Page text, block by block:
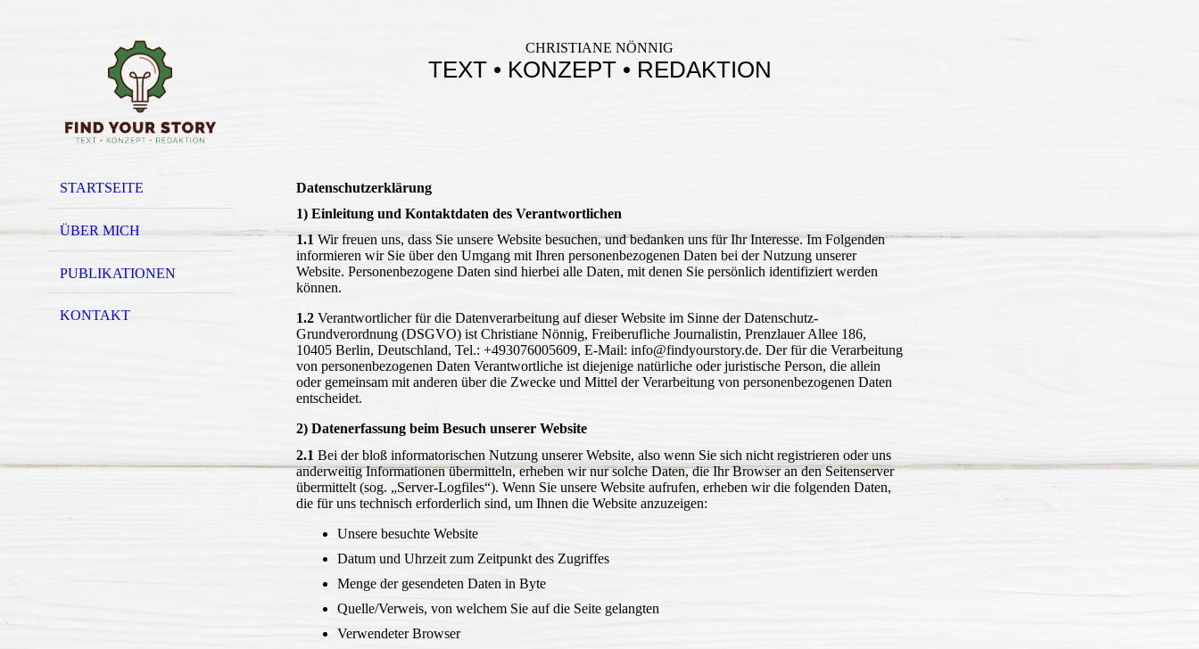
STARTSEITE
ÜBER MICH
PUBLIKATIONEN
KONTAKT
CHRISTIANE NÖNNIG
TEXT • KONZEPT • REDAKTION
Datenschutzerklärung
1) Einleitung und Kontaktdaten des Verantwortlichen
1.1 Wir freuen uns, dass Sie unsere Website besuchen, und bedanken uns für Ihr Interesse. Im Folgenden
informieren wir Sie über den Umgang mit Ihren personenbezogenen Daten bei der Nutzung unserer
Website. Personenbezogene Daten sind hierbei alle Daten, mit denen Sie persönlich identifiziert werden
können.
1.2 Verantwortlicher für die Datenverarbeitung auf dieser Website im Sinne der Datenschutz-
Grundverordnung (DSGVO) ist Christiane Nönnig, Freiberufliche Journalistin, Prenzlauer Allee 186,
10405 Berlin, Deutschland, Tel.: +493076005609, E-Mail: info@findyourstory.de. Der für die Verarbeitung
von personenbezogenen Daten Verantwortliche ist diejenige natürliche oder juristische Person, die allein
oder gemeinsam mit anderen über die Zwecke und Mittel der Verarbeitung von personenbezogenen Daten
entscheidet.
2) Datenerfassung beim Besuch unserer Website
2.1 Bei der bloß informatorischen Nutzung unserer Website, also wenn Sie sich nicht registrieren oder uns
anderweitig Informationen übermitteln, erheben wir nur solche Daten, die Ihr Browser an den Seitenserver
übermittelt (sog. „Server-Logfiles“). Wenn Sie unsere Website aufrufen, erheben wir die folgenden Daten,
die für uns technisch erforderlich sind, um Ihnen die Website anzuzeigen:
Unsere besuchte Website
Datum und Uhrzeit zum Zeitpunkt des Zugriffes
Menge der gesendeten Daten in Byte
Quelle/Verweis, von welchem Sie auf die Seite gelangten
Verwendeter Browser